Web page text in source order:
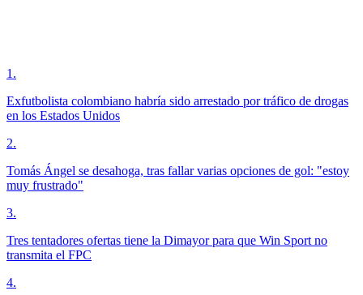
1 .
Exfutbolista colombiano habría sido arrestado por tráfico de drogas
en los Estados Unidos
2.
Tomás Ángel se desahoga, tras fallar varias opciones de gol: "estoy
muy frustrado"
3.
Tres tentadores ofertas tiene la Dimayor para que Win Sport no
transmita el FPC
4.